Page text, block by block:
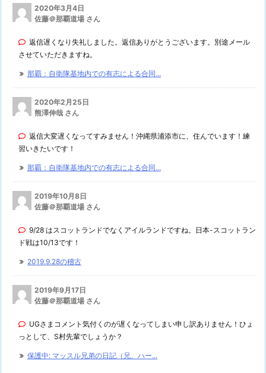
2020年3月4日
佐藤＠那覇道場 さん
返信遅くなり失礼しました。返信ありがとうございます。別途メール
させていただきますね。
那覇：自衛隊基地内での有志による合同...
2020年2月25日
熊澤伸哉 さん
返信大変遅くなってすみません！沖縄県浦添市に、住んでいます！練
習いきたいです！
那覇：自衛隊基地内での有志による合同...
2019年10月8日
佐藤＠那覇道場 さん
9/28 はスコットランドでなくアイルランドですね。日本-スコットラン
ド戦は10/13です！
2019.9.28の稽古
2019年9月17日
佐藤＠那覇道場 さん
UGさまコメント気付くのが遅くなってしまい申し訳ありません！ひょ
っとして、S村先輩でしょうか？
保護中: マッスル兄弟の日記（兄、ハー...